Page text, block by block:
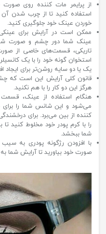
از پرایمر مات کننده روی
استفاده کنید تا از چرب شدن
خوردن عینک خود جلوگیری کنید.
ممکن است در آرایش برای
عینک شما دور چشم و صورت شما
تاریکی، قسمت‌های خاصی از
استخوان گونه خود را با یک
یک یا دو سایه روشن‌تر برای ایجاد
قانون کلی آرایش این است که
هرگز این دو کار را با هم نکنید.
هنگام استفاده از عینک،
می‌شود و این شانس شما را برای
کننده از بین می‌برد. برای
را با کرم پودر خود مخلوط کنید
شما ببخشد.
با افزودن رژگونه پودری به
صورت خود بیاورید تا آرایش شما